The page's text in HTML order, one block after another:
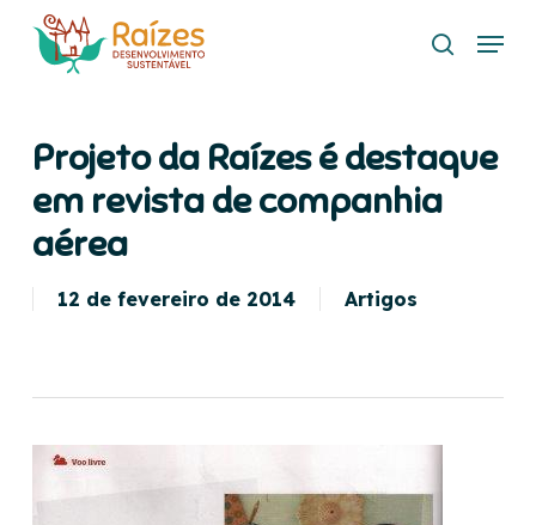
search
Menu
Projeto da Raízes é destaque
em revista de companhia
aérea
12 de fevereiro de 2014 Artigos